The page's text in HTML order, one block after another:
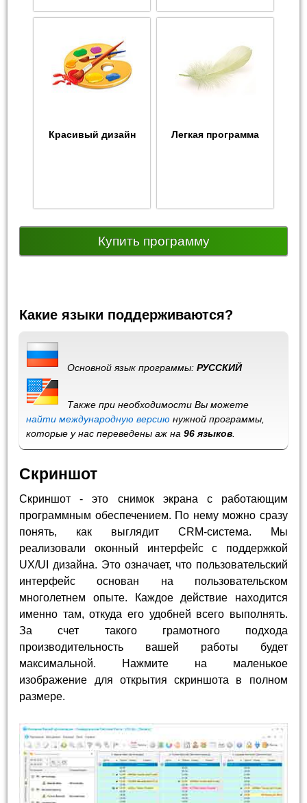
Красивый дизайн Легкая программа
Купить программу
Какие языки поддерживаются?
Основной язык программы:РУССКИЙ
Также при необходимости Вы можете
найти международную версию нужной программы,
которые у нас переведены аж на96 языков
Скриншот
Скриншот - это снимок экрана с работающим
программным обеспечением. По нему можно сразу
понять, как выглядит CRM-система. Мы
реализовали оконный интерфейс с поддержкой
UX/UI дизайна. Это означает, что пользовательский
интерфейс основан на пользовательском
многолетнем опыте. Каждое действие находится
именно там, откуда его удобней всего выполнять.
За счет такого грамотного подхода
производительность вашей работы будет
максимальной. Нажмите на маленькое
изображение для открытия скриншота в полном
размере.